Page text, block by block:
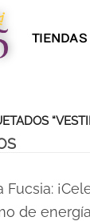
de